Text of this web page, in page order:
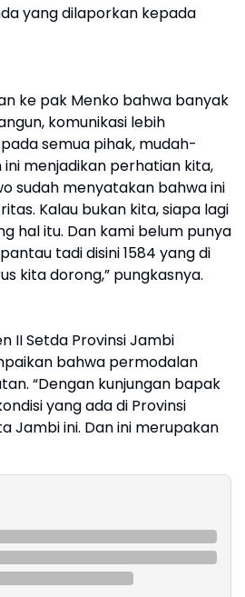
yang dilaporkan kepada
ke pak Menko bahwa banyak
komunikasi lebih
semua pihak, mudah-
menjadikan perhatian kita,
sudah menyatakan bahwa ini
Kalau bukan kita, siapa lagi
hal itu. Dan kami belum punya
tadi disini 1584 yang di
kita dorong,” pungkasnya.
II Setda Provinsi Jambi
bahwa permodalan
“Dengan kunjungan bapak
yang ada di Provinsi
Jambi ini. Dan ini merupakan